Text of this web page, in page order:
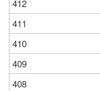
412
411
410
409
408